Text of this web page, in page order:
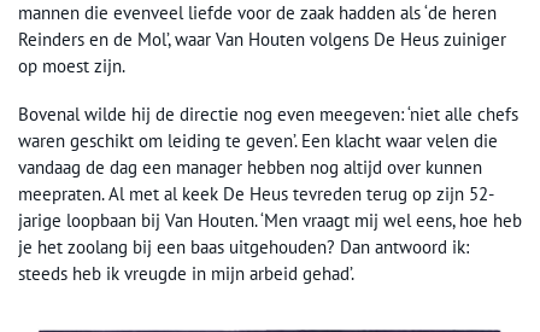
mannen die evenveel liefde voor de zaak hadden als ‘de heren
Reinders en de Mol’, waar Van Houten volgens De Heus zuiniger
op moest zijn.
Bovenal wilde hij de directie nog even meegeven: ‘niet alle chefs
waren geschikt om leiding te geven’. Een klacht waar velen die
vandaag de dag een manager hebben nog altijd over kunnen
meepraten. Al met al keek De Heus tevreden terug op zijn 52-
jarige loopbaan bij Van Houten. ‘Men vraagt mij wel eens, hoe heb
je het zoolang bij een baas uitgehouden? Dan antwoord ik:
steeds heb ik vreugde in mijn arbeid gehad’.